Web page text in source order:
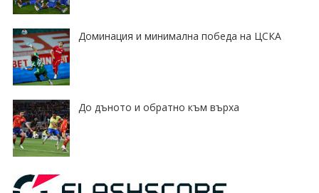
Доминация и минимална победа на ЦСКА
До дъното и обратно към върха